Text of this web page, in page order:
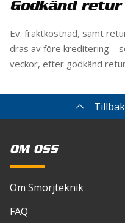
Godkänd retur
Ev. fraktkostnad, samt
dras av före kreditering –
veckor, efter godkänd
OM OSS
Om Smörjteknik
FAQ